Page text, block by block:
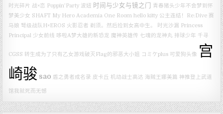
时光碎片 战×恋 Poppin’Party 波妞 时间与少女与镜之门
青春猪头少年不会梦到怀
梦美少女 SHAFT My Hero Academia One Room hello kitty 公主连结！Re:Dive 赛
马娘 弩级战队H×EROS 火影忍者 剃须。然后捡到女高中生。 时光沙漏 Princess
Principal 少女前线 哆啦A梦大雄的新恐龙 魔神英雄传 七魂的龙神丸 排球少年 千寻
CGSS 转生成为了只有乙女游戏破灭Flag的邪恶大小姐 コミケplus 可爱狗头像 宫
崎骏 sao 盾之勇者成名录 皮卡丘 机动战士高达 海贼王娜美篇 神推登上武道
馆我就死而无憾